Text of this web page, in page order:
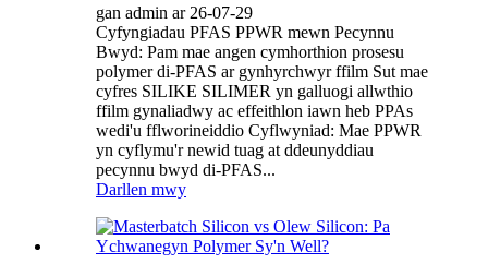
gan admin ar 26-07-29
Cyfyngiadau PFAS PPWR mewn Pecynnu
Bwyd: Pam mae angen cymhorthion prosesu
polymer di-PFAS ar gynhyrchwyr ffilm Sut mae
cyfres SILIKE SILIMER yn galluogi allwthio
ffilm gynaliadwy ac effeithlon iawn heb PPAs
wedi'u fflworineiddio Cyflwyniad: Mae PPWR
yn cyflymu'r newid tuag at ddeunyddiau
pecynnu bwyd di-PFAS...
Darllen mwy